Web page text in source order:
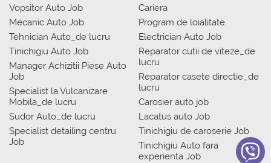
Vopsitor Auto Job
Mecanic Auto Job
Tehnician Auto_de lucru
Tinichigiu Auto Job
Manager Achizitii Piese Auto
Job
Specialist la Vulcanizare
Mobila_de lucru
Sudor Auto_de lucru
Specialist detailing centru
Job
Cariera
Program de loialitate
Electrician Auto Job
Reparator cutii de viteze_de
lucru
Reparator casete directie_de
lucru
Carosier auto job
Lacatus auto Job
Tinichigiu de caroserie Job
Tinichigiu Auto fara
experienta Job